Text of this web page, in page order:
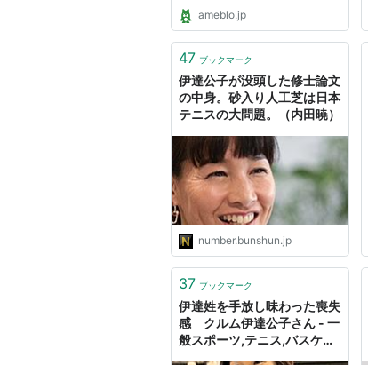
#tennisplayer #2023年3月29日
#京都 #kyoto #桜
#fullbloom #哲学の道 昨日、イベ
ントにおいてトークセッションに
参加させていただきました。 渋...
ameblo.jp
47 ブックマーク
伊達公子が没頭した修士論文
の中身。砂入り人工芝は日本
テニスの大問題。（内田暁）
number.bunshun.jp
37 ブックマーク
伊達姓を手放し味わった喪失
感 クルム伊達公子さん - 一
般スポーツ,テニス,バスケッ